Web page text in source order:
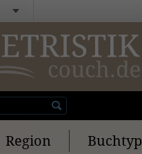
Region Buchtyp